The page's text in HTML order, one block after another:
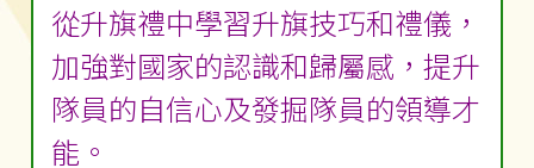
從升旗禮中學習升旗技巧和禮儀，
加強對國家的認識和歸屬感，提升
隊員的自信心及發掘隊員的領導才
能。